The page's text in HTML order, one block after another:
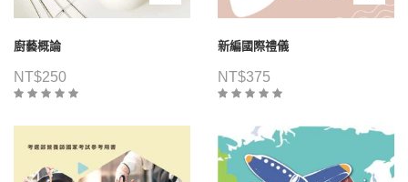
廚藝概論
NT$250
新編國際禮儀
NT$375